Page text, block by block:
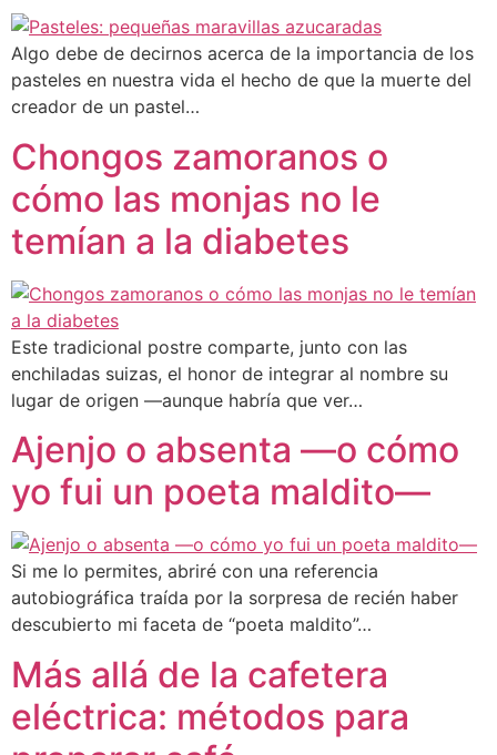
Algo debe de decirnos acerca de la importancia de los
pasteles en nuestra vida el hecho de que la muerte del
creador de un pastel…
Chongos zamoranos o
cómo las monjas no le
temían a la diabetes
Este tradicional postre comparte, junto con las
enchiladas suizas, el honor de integrar al nombre su
lugar de origen —aunque habría que ver…
Ajenjo o absenta —o cómo
yo fui un poeta maldito—
Si me lo permites, abriré con una referencia
autobiográfica traída por la sorpresa de recién haber
descubierto mi faceta de “poeta maldito”…
Más allá de la cafetera
eléctrica: métodos para